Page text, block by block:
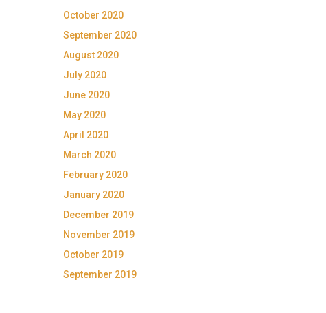
October 2020
September 2020
August 2020
July 2020
June 2020
May 2020
April 2020
March 2020
February 2020
January 2020
December 2019
November 2019
October 2019
September 2019